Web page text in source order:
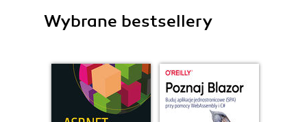
Wybrane bestsellery